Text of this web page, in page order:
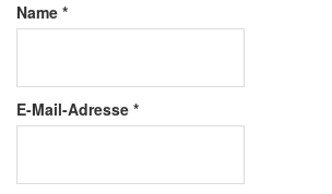
Name *
E-Mail-Adresse *